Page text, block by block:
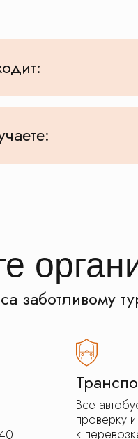
Все
проверку и
к
заботливому